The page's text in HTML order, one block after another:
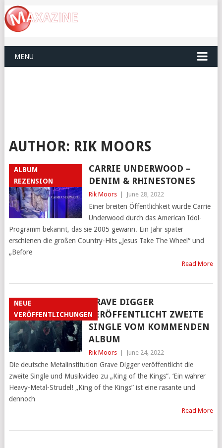
MENU
AUTHOR: RIK MOORS
ALBUM
REZENSION
CARRIE UNDERWOOD –
DENIM & RHINESTONES
Rik Moors June 28, 2022
Einer breiten Öffentlichkeit wurde Carrie
Underwood durch das American Idol-
Programm bekannt, das sie 2005 gewann. Ein Jahr später
erschienen die großen Country-Hits „Jesus Take The Wheel“ und
„Before
Read More
NEUE
VERÖFFENTLICHUNGEN
GRAVE DIGGER
VERÖFFENTLICHT ZWEITE
SINGLE VOM KOMMENDEN
ALBUM
Rik Moors June 24, 2022
Die deutsche Metalinstitution Grave Digger veröffentlicht die
zweite Single und Musikvideo zu „King of the Kings”. ‘Ein wahrer
Heavy-Metal-Strudel! „King of the Kings” ist eine rasante und
dennoch
Read More